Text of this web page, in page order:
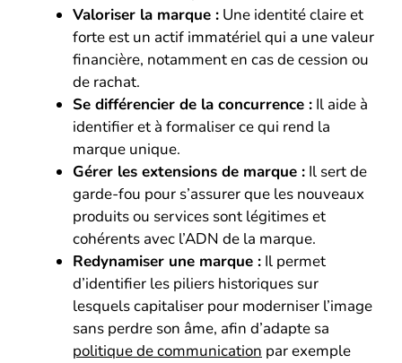
Valoriser la marque : Une identité claire et
forte est un actif immatériel qui a une valeur
financière, notamment en cas de cession ou
de rachat.
Se différencier de la concurrence : Il aide à
identifier et à formaliser ce qui rend la
marque unique.
Gérer les extensions de marque : Il sert de
garde-fou pour s’assurer que les nouveaux
produits ou services sont légitimes et
cohérents avec l’ADN de la marque.
Redynamiser une marque : Il permet
d’identifier les piliers historiques sur
lesquels capitaliser pour moderniser l’image
sans perdre son âme, afin d’adapte sa
politique de communication par exemple